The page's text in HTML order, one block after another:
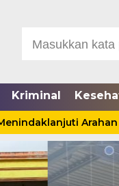
Kriminal
Arahan